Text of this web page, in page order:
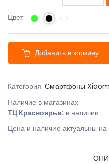
Цвет
Добавить в корзину
Категория: Смартфоны
Наличие в магазинах:
ТЦ Красноярье: в наличии
Цена и наличие актуальны